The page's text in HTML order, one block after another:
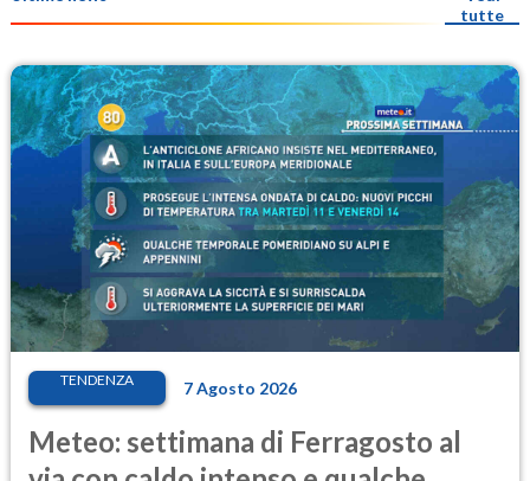
tutte
TENDENZA 7 Agosto 2026
Meteo: settimana di Ferragosto al